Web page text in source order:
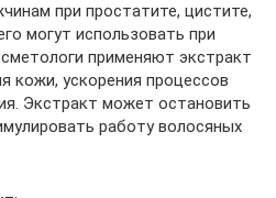
при простатите, цистите,
могут использовать при
применяют экстракт
кожи, ускорения процессов
Экстракт может остановить
работу волосяных